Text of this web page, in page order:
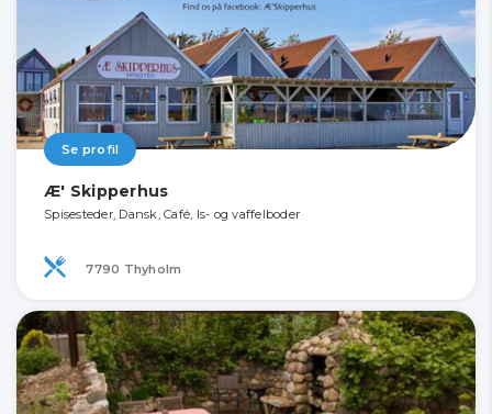
Se profil
Æ' Skipperhus
Spisesteder, Dansk, Café, Is- og vaffelboder
7790 Thyholm